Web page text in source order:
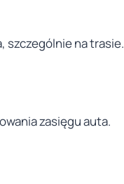
szczególnie na trasie.
zasięgu auta.